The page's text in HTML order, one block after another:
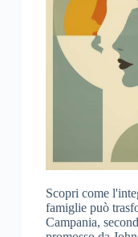
Scopri come
famiglie può
Campania,